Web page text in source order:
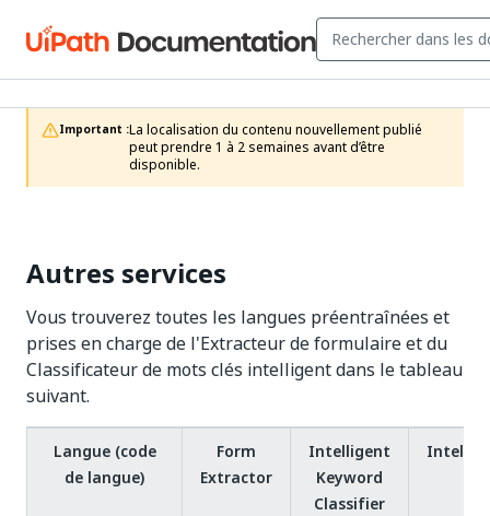
Important :La localisation du contenu nouvellement publié
peut prendre 1 à 2 semaines avant d’être
disponible.
Autres services
Vous trouverez toutes les langues préentraînées et
prises en charge de l'Extracteur de formulaire et du
Classificateur de mots clés intelligent dans le tableau
suivant.
Langue (code
de langue)
Form
Extractor
Intelligent
Keyword
Classifier